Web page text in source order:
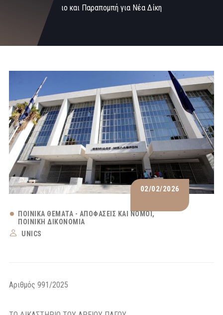
ιο και Παραπομπή για Νέα Δίκη
02/02/2026
ΠΟΙΝΙΚΆ ΘΈΜΑΤΑ - ΑΠΟΦΆΣΕΙΣ ΚΑΙ ΝΌΜΟΙ
ΠΟΙΝΙΚΉ ΔΙΚΟΝΟΜΊΑ
UNICS
Αριθμός 991/2025